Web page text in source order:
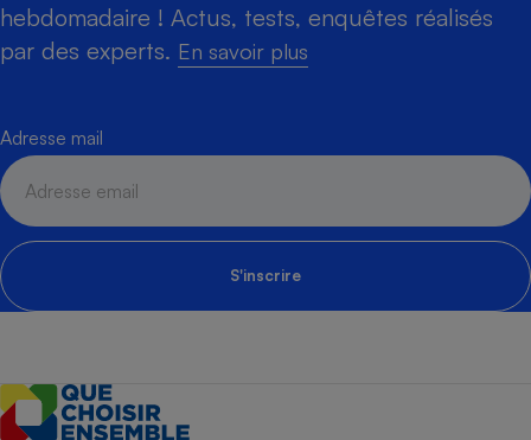
hebdomadaire ! Actus, tests, enquêtes réalisés
par des experts. En savoir plus
Adresse mail
S'inscrire